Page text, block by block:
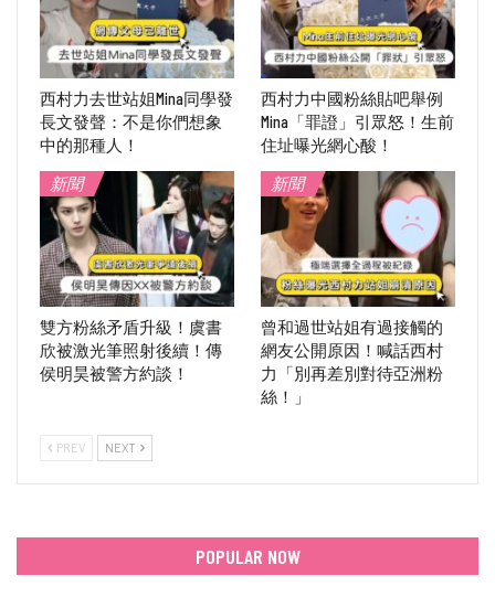
西村力去世站姐Mina同學發
長文發聲：不是你們想象
中的那種人！
西村力中國粉絲貼吧舉例
Mina「罪證」引眾怒！生前
住址曝光網心酸！
新聞
雙方粉絲矛盾升級！虞書
欣被激光筆照射後續！傳
侯明昊被警方約談！
新聞
曾和過世站姐有過接觸的
網友公開原因！喊話西村
力「別再差別對待亞洲粉
絲！」
PREV NEXT
POPULAR NOW